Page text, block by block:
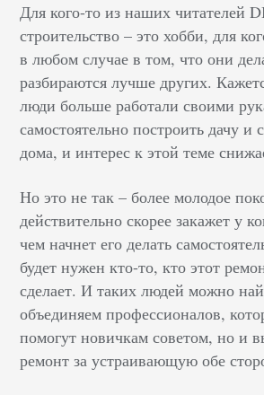
Для кого-то из наших читателей
строительство – это хобби, для
в любом случае в том, что они
разбираются лучше других.
люди больше работали своими
самостоятельно построить дачу и
дома, и интерес к этой теме
Но это не так – более молодое
действительно скорее закажет у
чем начнет его делать
будет нужен кто-то, кто этот
сделает. И таких людей можно
объединяем профессионалов,
помогут новичкам советом, но и
ремонт за устраивающую обе